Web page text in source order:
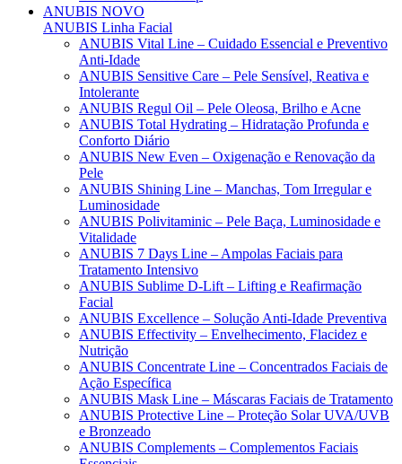
ANUBIS NOVO
ANUBIS Linha Facial
ANUBIS Vital Line – Cuidado Essencial e Preventivo
Anti-Idade
ANUBIS Sensitive Care – Pele Sensível, Reativa e
Intolerante
ANUBIS Regul Oil – Pele Oleosa, Brilho e Acne
ANUBIS Total Hydrating – Hidratação Profunda e
Conforto Diário
ANUBIS New Even – Oxigenação e Renovação da
Pele
ANUBIS Shining Line – Manchas, Tom Irregular e
Luminosidade
ANUBIS Polivitaminic – Pele Baça, Luminosidade e
Vitalidade
ANUBIS 7 Days Line – Ampolas Faciais para
Tratamento Intensivo
ANUBIS Sublime D-Lift – Lifting e Reafirmação
Facial
ANUBIS Excellence – Solução Anti-Idade Preventiva
ANUBIS Effectivity – Envelhecimento, Flacidez e
Nutrição
ANUBIS Concentrate Line – Concentrados Faciais de
Ação Específica
ANUBIS Mask Line – Máscaras Faciais de Tratamento
ANUBIS Protective Line – Proteção Solar UVA/UVB
e Bronzeado
ANUBIS Complements – Complementos Faciais